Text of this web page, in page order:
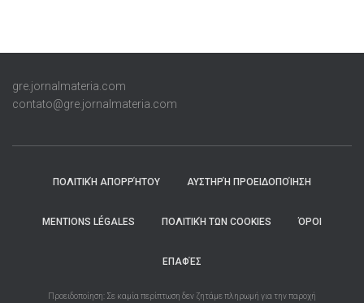
gre.jornalmateria.com
contato@gre.jornalmateria.com
ΠΟΛΙΤΙΚΉ ΑΠΟΡΡΉΤΟΥ ΑΥΣΤΗΡΉ ΠΡΟΕΙΔΟΠΟΊΗΣΗ
MENTIONS LÉGALES ΠΟΛΙΤΙΚΉ ΤΩΝ COOKIES ΌΡΟΙ
ΕΠΑΦΈΣ
Προειδοποίηση: Σε καμία περίπτωση δεν ζητάμε πληρωμή για την παροχή